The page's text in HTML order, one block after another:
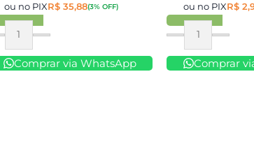
ou no PIXR$35,88(3% OFF)
Comprar
Comprar via WhatsApp
ou no PIXR$
Comprar
Comprar